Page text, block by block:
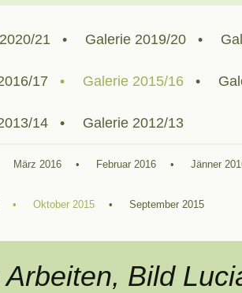
21 Galerie 2019/20
17 Galerie 2015/16
14 Galerie 2012/13
März 2016 Februar 2016 Jänner
Oktober 2015 September 2015
Bild